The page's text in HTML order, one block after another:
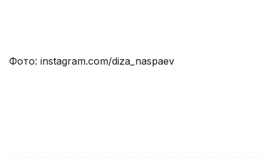
Фото: instagram.com/diza_naspaev